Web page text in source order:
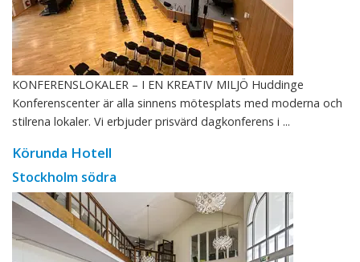
KONFERENSLOKALER – I EN KREATIV MILJÖ Huddinge
Konferenscenter är alla sinnens mötesplats med moderna och
stilrena lokaler. Vi erbjuder prisvärd dagkonferens i ...
Körunda Hotell
Stockholm södra